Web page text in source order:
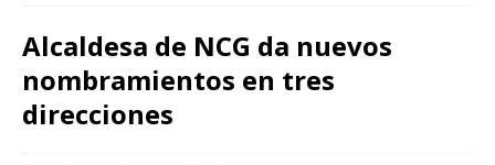
Alcaldesa de NCG da nuevos
nombramientos en tres
direcciones